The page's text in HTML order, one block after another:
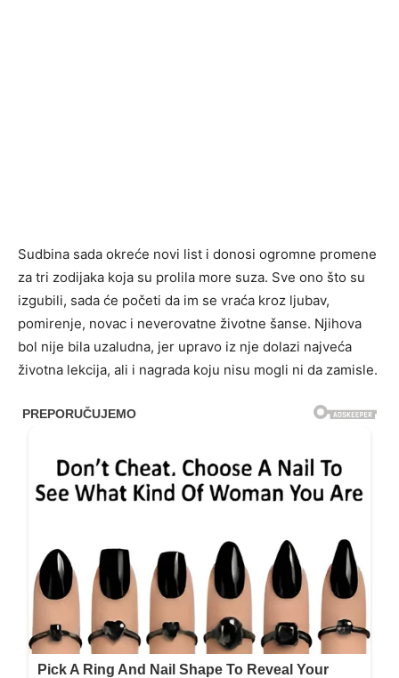
Sudbina sada okreće novi list i donosi ogromne promene
za tri zodijaka koja su prolila more suza. Sve ono što su
izgubili, sada će početi da im se vraća kroz ljubav,
pomirenje, novac i neverovatne životne šanse. Njihova
bol nije bila uzaludna, jer upravo iz nje dolazi najveća
životna lekcija, ali i nagrada koju nisu mogli ni da zamisle.